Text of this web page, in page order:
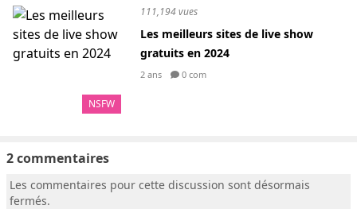
NSFW
111,194 vues
Les meilleurs sites de live show
gratuits en 2024
2 ans 0 com
2 commentaires
Les commentaires pour cette discussion sont désormais
fermés.